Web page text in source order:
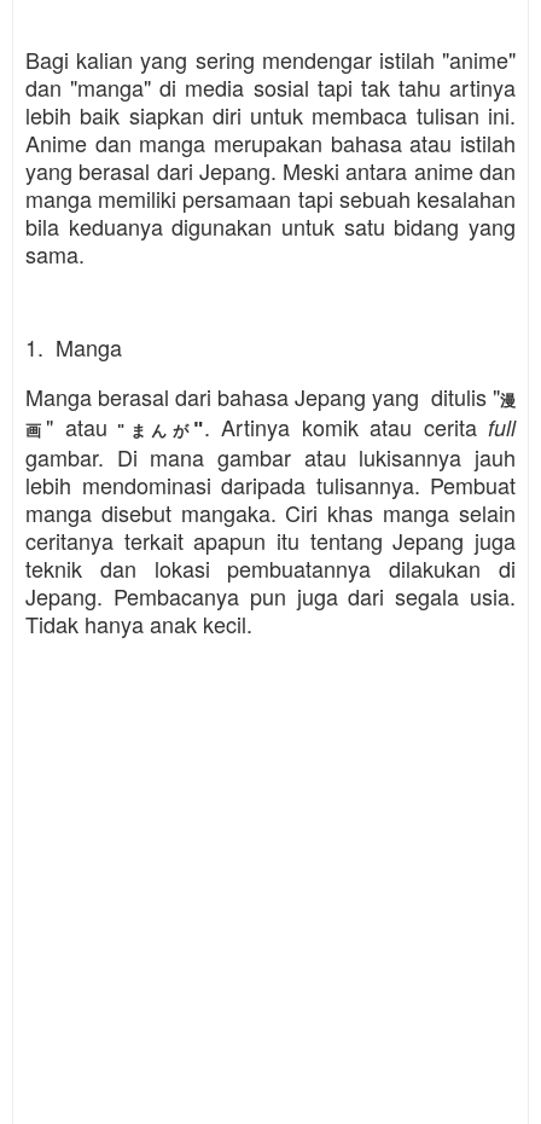
Bagi kalian yang sering mendengar istilah "anime"
dan "manga" di media sosial tapi tak tahu artinya
lebih baik siapkan diri untuk membaca tulisan ini.
Anime dan manga merupakan bahasa atau istilah
yang berasal dari Jepang. Meski antara anime dan
manga memiliki persamaan tapi sebuah kesalahan
bila keduanya digunakan untuk satu bidang yang
sama.
1. Manga
Manga berasal dari bahasa Jepang yang ditulis "漫
画 " atau "まんが ". Artinya komik atau cerita full
gambar. Di mana gambar atau lukisannya jauh
lebih mendominasi daripada tulisannya. Pembuat
manga disebut mangaka. Ciri khas manga selain
ceritanya terkait apapun itu tentang Jepang juga
teknik dan lokasi pembuatannya dilakukan di
Jepang. Pembacanya pun juga dari segala usia.
Tidak hanya anak kecil.